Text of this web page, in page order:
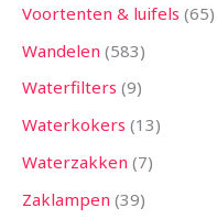
Voortenten & luifels 65
Wandelen 583
Waterfilters 9
Waterkokers 13
Waterzakken 7
Zaklampen 39